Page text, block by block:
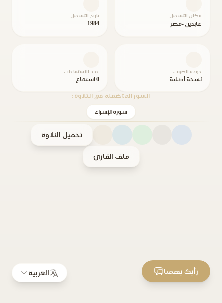
مكان التسجيل
عابدين -مصر
تاريخ التسجيل
1984
جودة الصوت
نسخة أصلية
عدد الاستماعات
0 استماع
السور المتضمنة في التلاوة:
سورة الإسراء
تحميل التلاوة
ملف القارئ
العربية رأيك يهمنا